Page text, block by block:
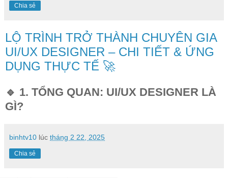
Chia sẻ
LỘ TRÌNH TRỞ THÀNH CHUYÊN GIA
UI/UX DESIGNER – CHI TIẾT & ỨNG
DỤNG THỰC TẾ 🚀
🔹 1. TỔNG QUAN: UI/UX DESIGNER LÀ
GÌ?
binhtv10 lúc tháng 2 22, 2025
Chia sẻ